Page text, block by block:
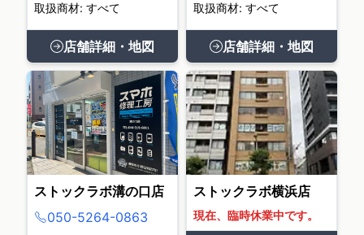
取扱商材: すべて
店舗詳細・地図
取扱商材: すべて
店舗詳細・地図
ストックラボ溝の口店
050-5264-0863
ストックラボ横浜店
現在、臨時休業中です。